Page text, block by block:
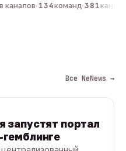
·134команд·381
Все NeNews →
запустят портал